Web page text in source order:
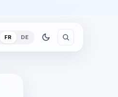
FR DE